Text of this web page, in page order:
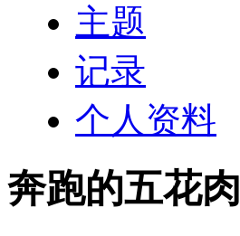
主题
记录
个人资料
奔跑的五花肉